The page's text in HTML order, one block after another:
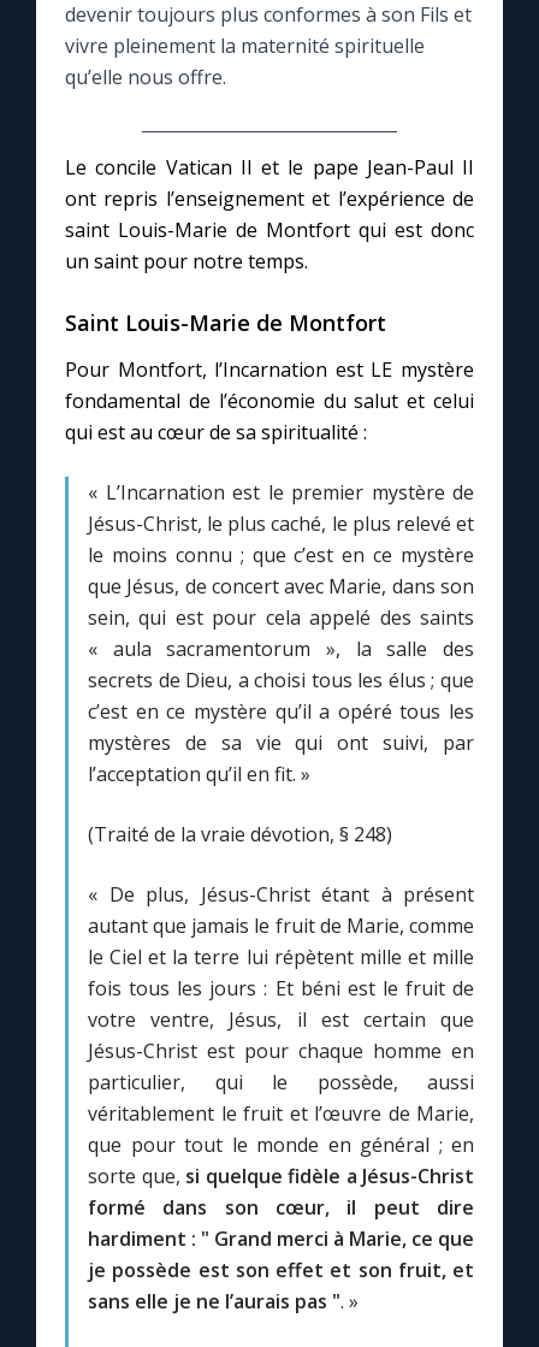
Les premiers samedis du mois
Marie qui défait les nœuds
Me consacrer à Jésus par Marie
Mes intentions de prière
Une neuvaine
À la une
1000 Raisons de Croire
Chapelet pour le monde
Contact
Faire un don
Marie de Nazareth
devenir toujours plus conformes à son Fils et
vivre pleinement la maternité spirituelle
qu’elle nous offre.
Le concile Vatican II et le pape Jean-Paul II
ont repris l’enseignement et l’expérience de
saint Louis-Marie de Montfort qui est donc
un saint pour notre temps.
Saint Louis-Marie de Montfort
Pour Montfort, l’Incarnation est LE mystère
fondamental de l’économie du salut et celui
qui est au cœur de sa spiritualité :
« L’Incarnation est le premier mystère de
Jésus-Christ, le plus caché, le plus relevé et
le moins connu ; que c’est en ce mystère
que Jésus, de concert avec Marie, dans son
sein, qui est pour cela appelé des saints
« aula sacramentorum », la salle des
secrets de Dieu, a choisi tous les élus ; que
c’est en ce mystère qu’il a opéré tous les
mystères de sa vie qui ont suivi, par
l’acceptation qu’il en fit. »
(Traité de la vraie dévotion, § 248)
« De plus, Jésus-Christ étant à présent
autant que jamais le fruit de Marie, comme
le Ciel et la terre lui répètent mille et mille
fois tous les jours : Et béni est le fruit de
votre ventre, Jésus, il est certain que
Jésus-Christ est pour chaque homme en
particulier, qui le possède, aussi
véritablement le fruit et l’œuvre de Marie,
que pour tout le monde en général ; en
sorte que, si quelque fidèle a Jésus-Christ
formé dans son cœur, il peut dire
hardiment : " Grand merci à Marie, ce que
je possède est son effet et son fruit, et
sans elle je ne l’aurais pas ". »